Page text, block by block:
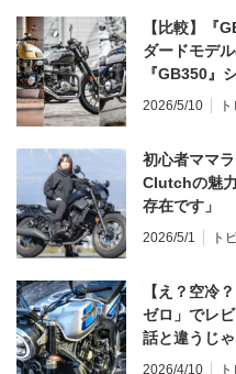
【比較】『
ダードモデ
『GB350』
2026/5/10
初心者ママ
Clutchの魅
存在です」
2026/5/1 ト
【え？空冷
ゼロ」でレ
話と違うじ
てならず／
2026/4/10